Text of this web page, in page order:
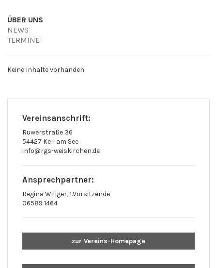
ÜBER UNS
NEWS
TERMINE
Keine Inhalte vorhanden
Vereinsanschrift:
Ruwerstraße 36
54427 Kell am See
info@rgs-weiskirchen.de
Ansprechpartner:
Regina Willger, 1.Vorsitzende
06589 1464
zur Vereins-Homepage